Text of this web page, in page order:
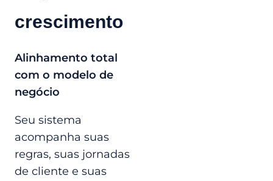
crescimento
Alinhamento total
com o modelo de
negócio
Seu sistema
acompanha suas
regras, suas jornadas
de cliente e suas